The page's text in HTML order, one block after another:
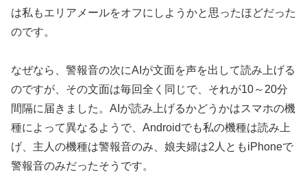
は私もエリアメールをオフにしようかと思ったほどだった
のです。
なぜなら、警報音の次にAIが文面を声を出して読み上げる
のですが、その文面は毎回全く同じで、それが10～20分
間隔に届きました。AIが読み上げるかどうかはスマホの機
種によって異なるようで、Androidでも私の機種は読み上
げ、主人の機種は警報音のみ、娘夫婦は2人ともiPhoneで
警報音のみだったそうです。